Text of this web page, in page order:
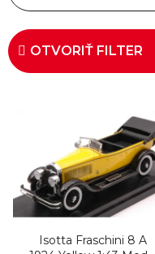
d
e
n
o
d
OTVORIŤ FILTER
s
p
Isotta Fraschini 8 A